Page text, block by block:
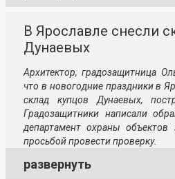
В Ярославле снесли
Дунаевых
Архитектор, градозащитница
что в новогодние праздники в
склад купцов Дунаевых,
Градозащитники написали
департамент охраны объектов
просьбой провести проверку.
развернуть